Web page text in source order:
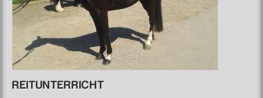
REITUNTERRICHT